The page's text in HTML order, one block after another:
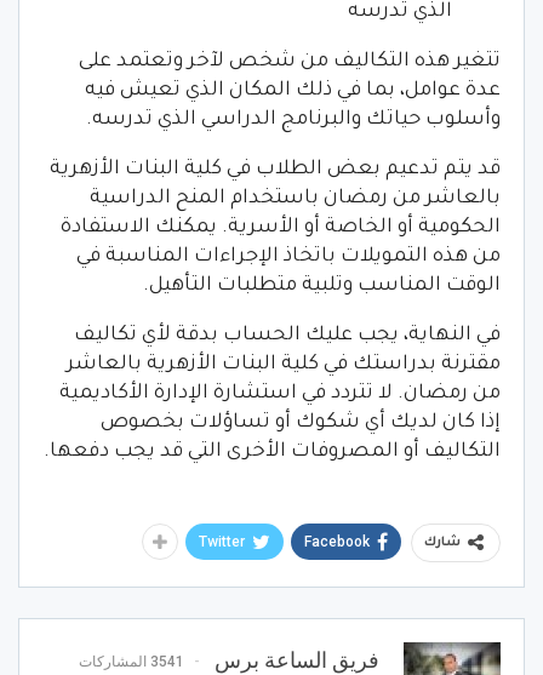
الذي تدرسه
تتغير هذه التكاليف من شخص لآخر وتعتمد على
عدة عوامل، بما في ذلك المكان الذي تعيش فيه
وأسلوب حياتك والبرنامج الدراسي الذي تدرسه.
قد يتم تدعيم بعض الطلاب في كلية البنات الأزهرية
بالعاشر من رمضان باستخدام المنح الدراسية
الحكومية أو الخاصة أو الأسرية. يمكنك الاستفادة
من هذه التمويلات باتخاذ الإجراءات المناسبة في
الوقت المناسب وتلبية متطلبات التأهيل.
في النهاية، يجب عليك الحساب بدقة لأي تكاليف
مقترنة بدراستك في كلية البنات الأزهرية بالعاشر
من رمضان. لا تتردد في استشارة الإدارة الأكاديمية
إذا كان لديك أي شكوك أو تساؤلات بخصوص
التكاليف أو المصروفات الأخرى التي قد يجب دفعها.
شارك Facebook
Twitter
فريق الساعة برس 3541 المشاركات